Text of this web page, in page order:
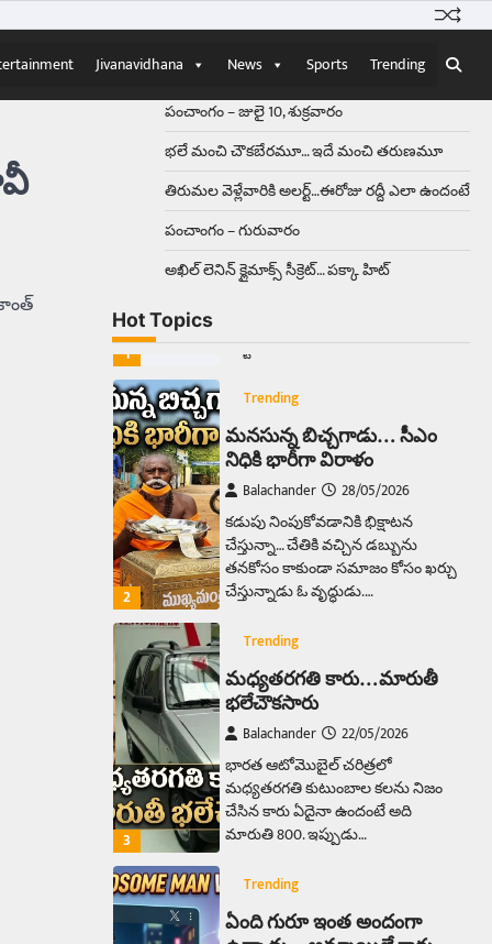
Jivanavidhana News Sports Trending
పంచాంగం – జులై 10, శుక్రవారం
భలే మంచి చౌకబేరమూ… ఇదే మంచి తరుణమూ
తిరుమల వెళ్లేవారికి అలర్ట్‌…ఈరోజు రద్దీ ఎలా ఉందంటే
పంచాంగం – గురువారం
అఖిల్‌ లెనిన్ క్లైమాక్స్‌ సీక్రెట్‌… పక్కా హిట్‌
Hot Topics
Balachander 15/04/2026
ఉత్తర ప్రదేశ్‌లోని ఝాన్సీ జిల్లాలో ఒక
వింతైన రోడ్డు ప్రమాదం చోటుచేసుకుంది.
వేల సంఖ్యలో బీరు…
1
Trending
అక్కడ ఆదివారం బట్టలు
ఉతికితే…జైలుకే
Balachander
13/06/2026
ఆదివారం వచ్చిందంటే చాలు
‘బట్టలు ఉతకడం’. వారం…
2
Trending
మనసున్న బిచ్చగాడు… సీఎం
నిధికి భారీగా విరాళం
Balachander
28/05/2026
కడుపు నింపుకోవడానికి భిక్షాటన
చేస్తున్నా… చేతికి వచ్చిన డబ్బును
తనకోసం కాకుండా సమాజం కోసం ఖర్చు
చేస్తున్నాడు ఓ వృద్ధుడు.…
3
Trending
మధ్యతరగతి కారు…మారుతీ
భలేచౌకసారు
Balachander
22/05/2026
భారత ఆటోమొబైల్ చరిత్రలో
మధ్యతరగతి కుటుంబాల కలను నిజం
చేసిన కారు ఏదైనా ఉందంటే అది
మారుతి 800. ఇప్పుడు…
Trending
ఏంది గురూ ఇంత అందంగా